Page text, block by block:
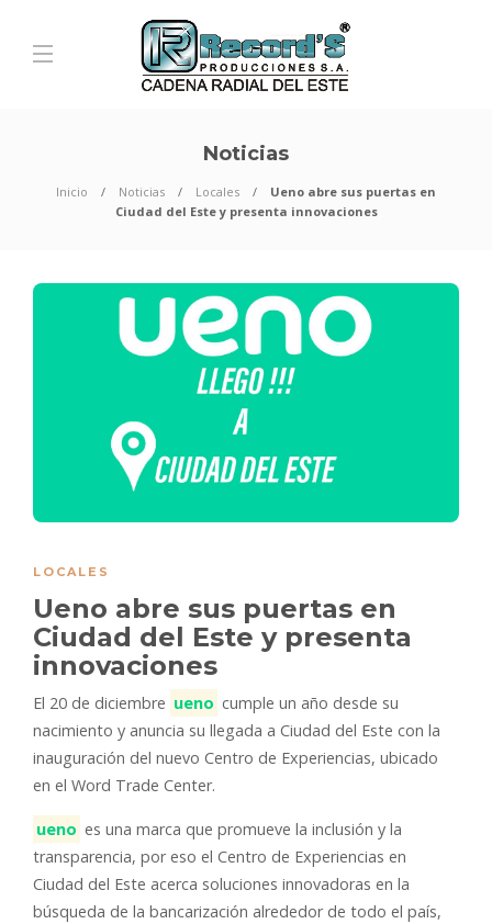
Noticias
Inicio Noticias Locales
Ueno abre sus puertas en
Ciudad del Este y presenta innovaciones
LOCALES
Ueno abre sus puertas en
Ciudad del Este y presenta
innovaciones
El 20 de diciembre ueno cumple un año desde su
nacimiento y anuncia su llegada a Ciudad del Este con la
inauguración del nuevo Centro de Experiencias, ubicado
en el Word Trade Center.
ueno es una marca que promueve la inclusión y la
transparencia, por eso el Centro de Experiencias en
Ciudad del Este acerca soluciones innovadoras en la
búsqueda de la bancarización alrededor de todo el país,